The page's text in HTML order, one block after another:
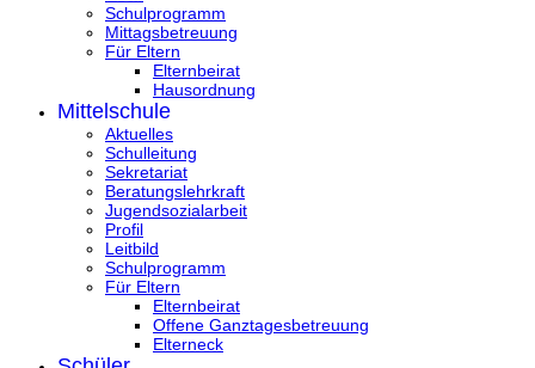
Schulprogramm
Mittagsbetreuung
Für Eltern
Elternbeirat
Hausordnung
Mittelschule
Aktuelles
Schulleitung
Sekretariat
Beratungslehrkraft
Jugendsozialarbeit
Profil
Leitbild
Schulprogramm
Für Eltern
Elternbeirat
Offene Ganztagesbetreuung
Elterneck